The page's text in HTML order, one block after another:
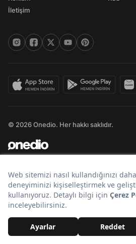
İletişim
© 2026 Onedio. Her hakkı saklıdır.
Bir markasıdır.